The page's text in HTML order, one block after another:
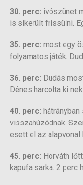
30. perc: ivószünet
is sikerült frissülni.
35. perc: most egy
folyamatos játék.
36. perc: Dudás
Dénes harcolta ki
40. perc:
visszahúzódnak.
esett el az alapvonal
45. perc: Horváth
kapufa sarka. 2 perc